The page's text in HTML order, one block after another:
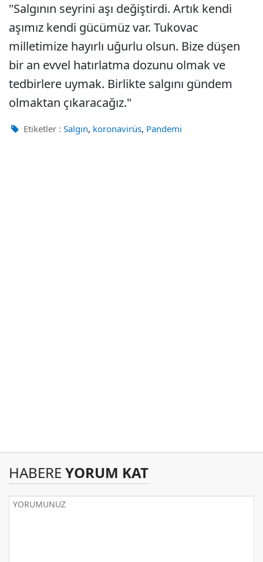
"Salgının seyrini aşı değiştirdi. Artık kendi
aşımız kendi gücümüz var. Tukovac
milletimize hayırlı uğurlu olsun. Bize düşen
bir an evvel hatırlatma dozunu olmak ve
tedbirlere uymak. Birlikte salgını gündem
olmaktan çıkaracağız."
Etiketler : Salgın, koronavirüs, Pandemi
HABERE YORUM KAT